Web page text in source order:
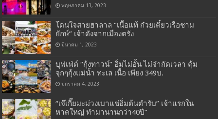
พฤษภาคม 13, 2023
โดนใจสายฮาลาล “เนื้อแท้ ก๋วยเตี๋ยวเรือชาม
ยักษ์” เจ้าดังจากเมืองตรัง
มีนาคม 1, 2023
บุฟเฟ่ต์ “กุ้งทาวน์” อิ่มไม่อั้น ไม่จำกัดเวลา คุ้ม
จุกๆกุ้งแม่น้ำ ทะเล เนื้อ เพียง 349บ.
มกราคม 4, 2023
“เจ๊เกี๊ยมะม่วงเบาแช่อิ่มต้นตำรับ” เจ้าแรกใน
หาดใหญ่ ทำมานานกว่า40ปี”